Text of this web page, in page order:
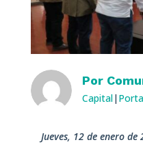
Por
Capital|
jueves, 12 de enero de